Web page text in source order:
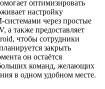
оптимизировать
настройку
через простые
а также предоставляет
чтобы сотрудники
закрыть
он остаётся
команд, желающих
в одном удобном месте.